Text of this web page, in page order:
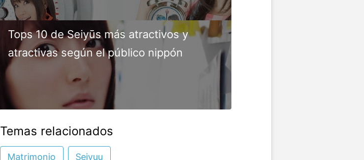
Tops 10 de Seiyūs más atractivos y
atractivas según el público nippón
Temas relacionados
Matrimonio Seiyuu